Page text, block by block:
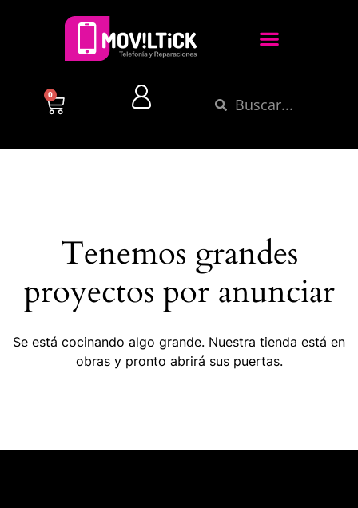
0
Tenemos grandes
proyectos por anunciar
Se está cocinando algo grande. Nuestra tienda está en
obras y pronto abrirá sus puertas.